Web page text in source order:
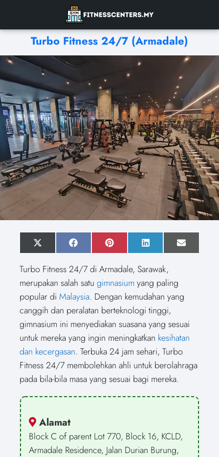
Turbo Fitness 24/7 (Armadale)
S
h
r
o
n
X
(
w
t
t
e
r
)
S
h
r
e
o
n
F
a
e
b
o
o
k
S
h
r
o
n
P
i
t
r
e
s
t
S
h
r
o
n
L
i
k
d
I
n
S
h
E
m
Turbo Fitness 24/7 di Armadale, Sarawak,
merupakan salah satu gimnasium yang paling
popular di Malaysia. Dengan kemudahan yang
canggih dan peralatan berteknologi tinggi,
gimnasium ini menyediakan suasana yang sesuai
untuk mereka yang ingin meningkatkan kesihatan
dan kecergasan. Terbuka 24 jam sehari, Turbo
Fitness 24/7 membolehkan ahli untuk berolahraga
pada bila-bila masa yang sesuai bagi mereka.
Alamat
Block C of parent Lot 770, Block 16, KCLD,
Armadale Residence, Jalan Durian Burung,